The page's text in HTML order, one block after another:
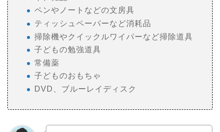
ペンやノートなどの文房具
ティッシュペーパーなど消耗品
掃除機やクイックルワイパーなど掃除道具
子どもの勉強道具
常備薬
子どものおもちゃ
DVD、ブルーレイディスク